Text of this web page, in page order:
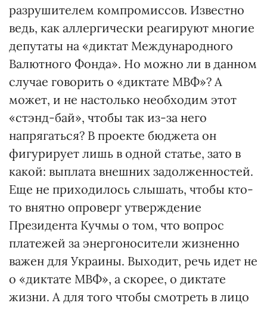
разрушителем компромиссов. Известно
ведь, как аллергически реагируют многие
депутаты на «диктат Международного
Валютного Фонда». Но можно ли в данном
случае говорить о «диктате МВФ»? А
может, и не настолько необходим этот
«стэнд-бай», чтобы так из-за него
напрягаться? В проекте бюджета он
фигурирует лишь в одной статье, зато в
какой: выплата внешних задолженностей.
Еще не приходилось слышать, чтобы кто-
то внятно опроверг утверждение
Президента Кучмы о том, что вопрос
платежей за энергоносители жизненно
важен для Украины. Выходит, речь идет не
о «диктате МВФ», а скорее, о диктате
жизни. А для того чтобы смотреть в лицо